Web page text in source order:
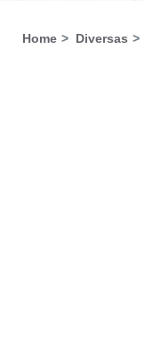
Home Diversas